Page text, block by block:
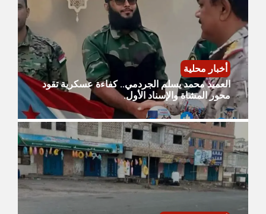
أخبار محلية
العميد محمد يسلم الجردمي.. كفاءة عسكرية تقود
محور المشاة والإسناد الأول.